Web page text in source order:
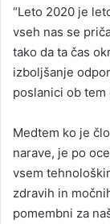
“Leto 2020 je
vseh nas se
tako da ta čas
izboljšanje
poslanici ob
Medtem ko je
narave, je po
vsem
zdravih in
pomembni za